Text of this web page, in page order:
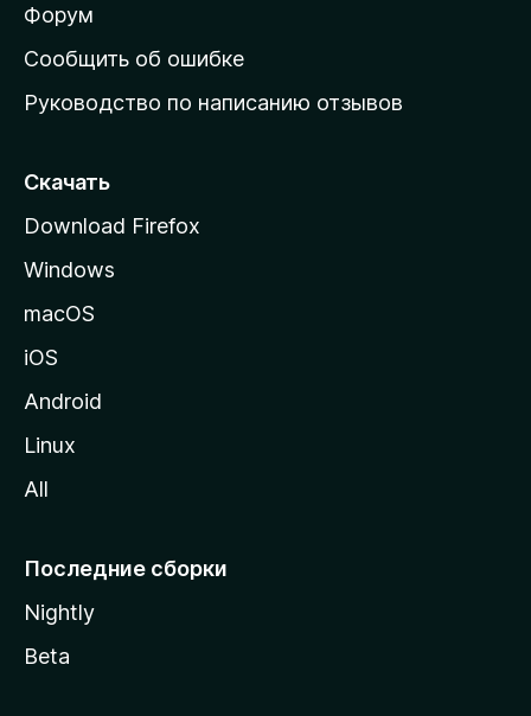
ш
н
ю
т
а
н
у
M
i
l
Форум
Сообщить об ошибке
Руководство по написанию отзывов
Скачать
Download Firefox
Windows
macOS
iOS
Android
Linux
All
Последние сборки
Nightly
Beta